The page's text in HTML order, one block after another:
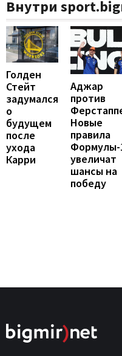
Внутри
Голден
Стейт
задумался
о
будущем
после
ухода
Карри
Аджар
против
Новые
правила
Формулы-
увеличат
шансы на
победу